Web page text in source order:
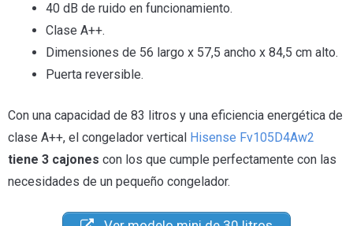
40 dB de ruido en funcionamiento.
Clase A++.
Dimensiones de 56 largo x 57,5 ancho x 84,5 cm alto.
Puerta reversible.
Con una capacidad de 83 litros y una eficiencia energética de
clase A++, el congelador vertical Hisense Fv105D4Aw2
tiene 3 cajones con los que cumple perfectamente con las
necesidades de un pequeño congelador.